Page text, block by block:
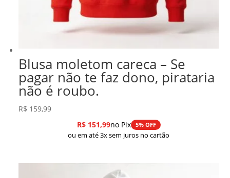
Blusa moletom careca – Se
pagar não te faz dono, pirataria
não é roubo.
R$ 159,99
R$151,99no Pix 5% OFF
ou em até 3x sem juros no cartão